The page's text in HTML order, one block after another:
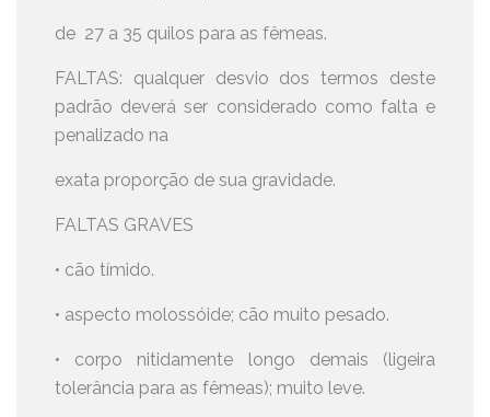
de 27 a 35 quilos para as fêmeas.
FALTAS: qualquer desvio dos termos deste
padrão deverá ser considerado como falta e
penalizado na
exata proporção de sua gravidade.
FALTAS GRAVES
• cão tímido.
• aspecto molossóide; cão muito pesado.
• corpo nitidamente longo demais (ligeira
tolerância para as fêmeas); muito leve.